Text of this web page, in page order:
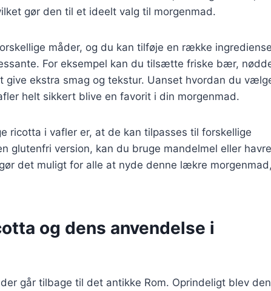
gør den til et ideelt valg til morgenmad.
måder, og du kan tilføje en række
For eksempel kan du tilsætte friske bær,
give ekstra smag og tekstur. Uanset hvordan du
helt sikkert blive en favorit i din morgenmad.
ricotta i vafler er, at de kan tilpasses til forskellige
glutenfri version, kan du bruge mandelmel eller
det muligt for alle at nyde denne lækre morgenmad,
og dens anvendelse i
går tilbage til det antikke Rom. Oprindeligt blev